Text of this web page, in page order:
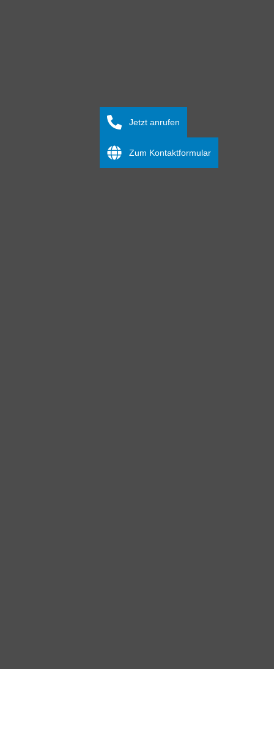
Jetzt anrufen
Zum Kontaktformular